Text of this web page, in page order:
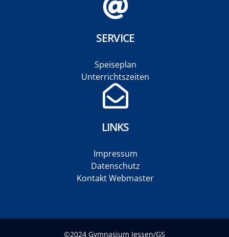
SERVICE
Speiseplan
Unterrichtszeiten
LINKS
Impressum
Datenschutz
Kontakt Webmaster
©2024 Gymnasium Jessen/GS